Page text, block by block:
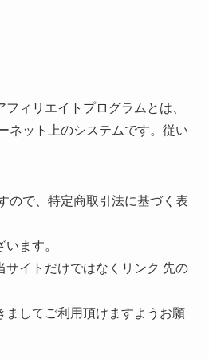
ィリエイトプログラムとは、
ネット上のシステムです。従い
ので、特定商取引法に基づく表
ます。
サイトだけではなくリンク 先の
ましてご利用頂けますようお願